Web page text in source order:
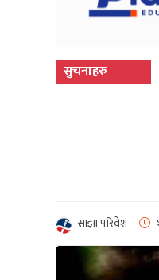
सुचनाहरु
साझा परिवेश